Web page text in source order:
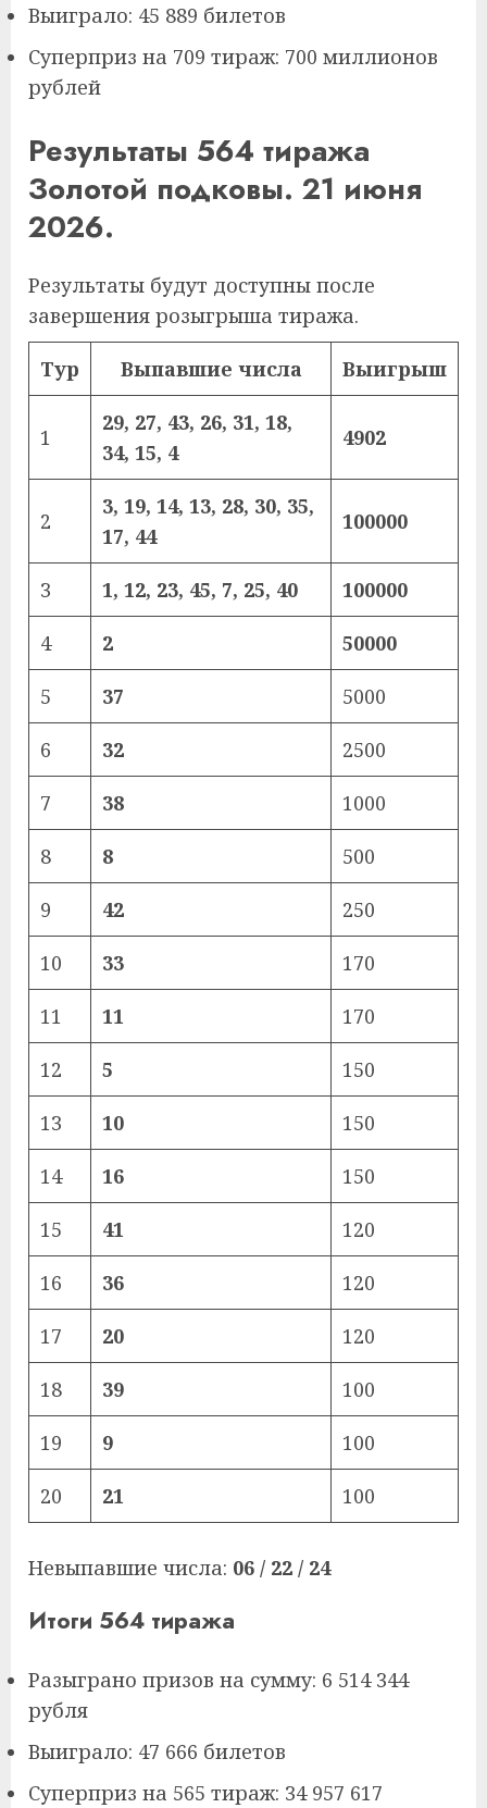
Выиграло: 45 889 билетов
Суперприз на 709 тираж: 700 миллионов
рублей
Результаты 564 тиража
Золотой подковы. 21 июня
2026.
Результаты будут доступны после
завершения розыгрыша тиража.
Тур Выпавшие числа Выигрыш
1
29, 27, 43, 26, 31, 18,
34, 15, 4
4902
2
3, 19, 14, 13, 28, 30, 35,
17, 44
100000
3 1, 12, 23, 45, 7, 25, 40 100000
4 2 50000
5 37 5000
6 32 2500
7 38 1000
8 8 500
9 42 250
10 33 170
11 11 170
12 5 150
13 10 150
14 16 150
15 41 120
16 36 120
17 20 120
18 39 100
19 9 100
20 21 100
Невыпавшие числа: 06 / 22 / 24
Итоги 564 тиража
Разыграно призов на сумму: 6 514 344
рубля
Выиграло: 47 666 билетов
Суперприз на 565 тираж: 34 957 617